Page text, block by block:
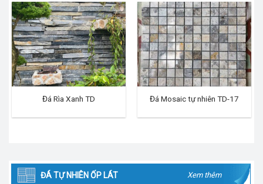
Đá Rìa Xanh TD Đá Mosaic tự nhiên TD-17
ĐÁ TỰ NHIÊN ỐP LÁT Xem thêm